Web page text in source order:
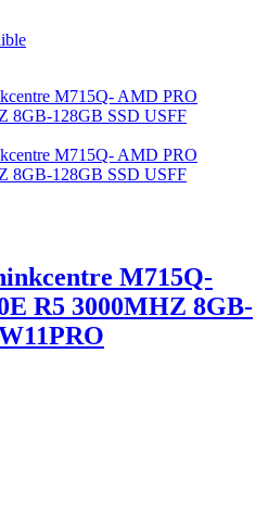
M715Q-
R5 3000MHZ 8GB-